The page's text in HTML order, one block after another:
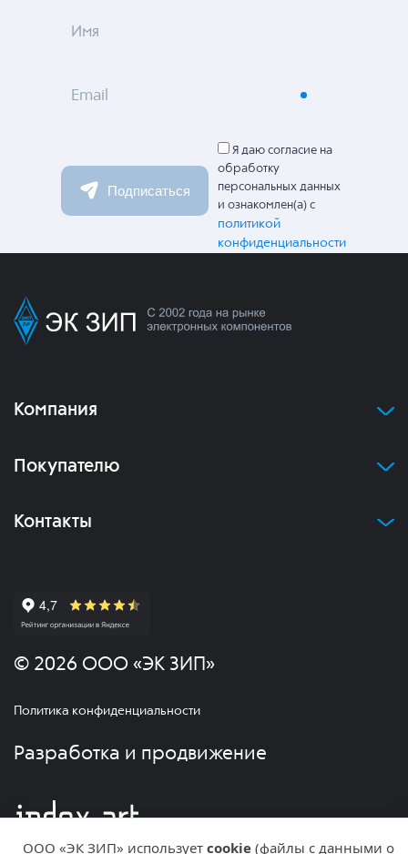
Имя
Email
Подписаться
Я даю согласие на
обработку
персональных данных
и ознакомлен(а) с
политикой
конфиденциальности
Компания
Покупателю
Контакты
© 2026 ООО «ЭК ЗИП»
Политика конфиденциальности
Разработка и продвижение
ООО «ЭК ЗИП» использует cookie(файлы с данными о